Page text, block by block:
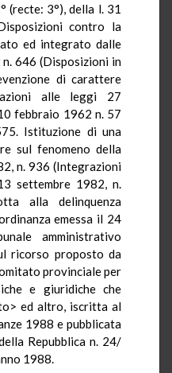
(recte: 3°), della l. 31
contro la
ed integrato dalle
646 (Disposizioni in
di carattere
alle leggi 27
febbraio 1962 n. 57
Istituzione di una
sul fenomeno della
n. 936 (Integrazioni
settembre 1982, n.
alla delinquenza
emessa il 24
amministrativo
ricorso proposto da
provinciale per
e giuridiche che
ed altro, iscritta al
1988 e pubblicata
Repubblica n. 24/
1988.